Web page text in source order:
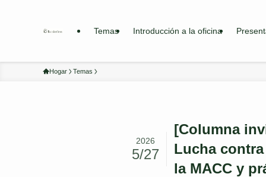
Temas Introducción a la oficina
Hogar Temas
[Columna
Lucha
la MACC y
2026
5/27